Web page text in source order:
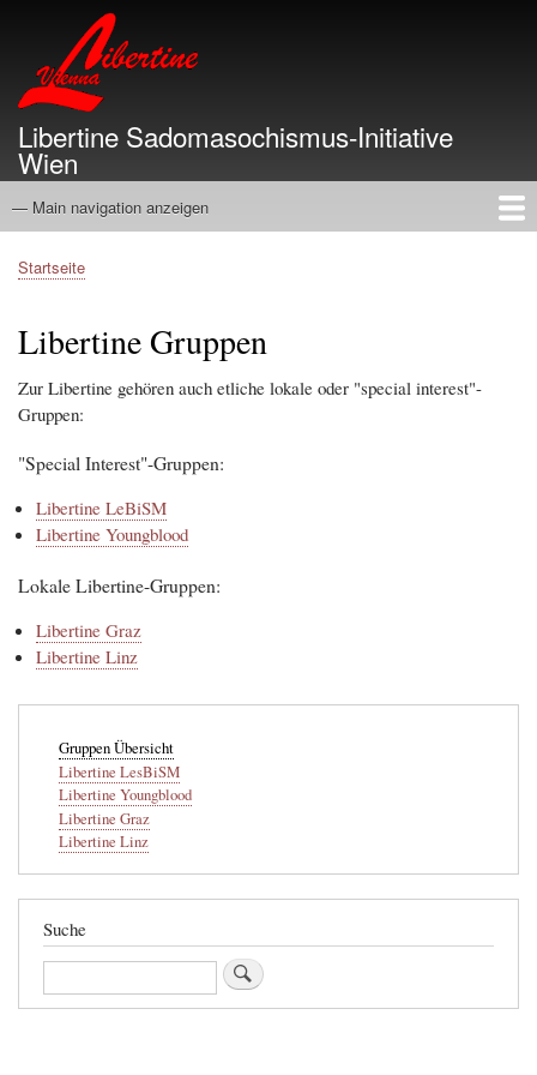
Libertine Sadomasochismus-Initiative
Wien
Main
— Main navigation anzeigen
Startseite
Info
Termine
Gruppen
Vergangenheit
Service
Links
Über
Pfadnavigation
Startseite
Libertine Gruppen
Zur Libertine gehören auch etliche lokale oder "special interest"-
Gruppen:
"Special Interest"-Gruppen:
Libertine LeBiSM
Libertine Youngblood
Lokale Libertine-Gruppen:
Libertine Graz
Libertine Linz
navigation
Gruppen Übersicht
Libertine LesBiSM
Libertine Youngblood
Libertine Graz
Libertine Linz
Suche
Suche